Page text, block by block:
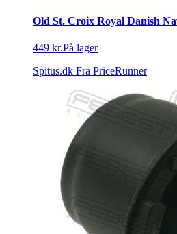
Old St. Croix Royal Danish
449 kr.På lager
Spitus.dk Fra PriceRunner